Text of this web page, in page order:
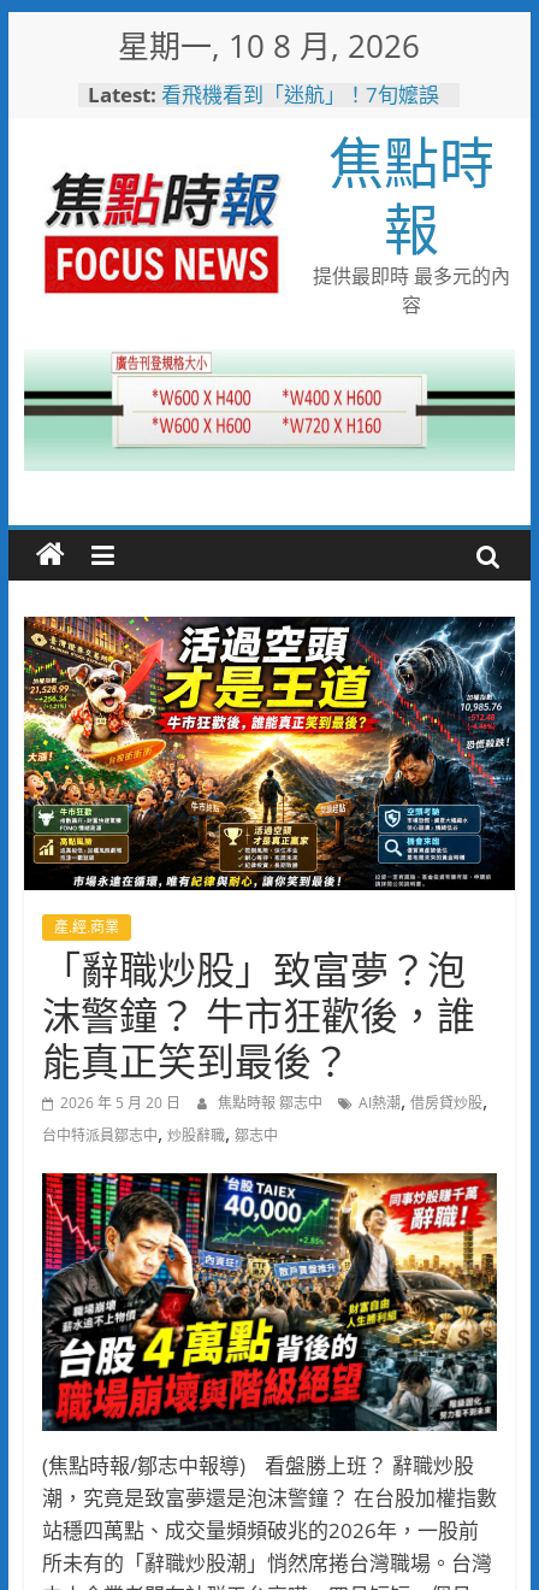
星期一, 10 8 月, 2026
Latest: 看飛機看到「迷航」！7旬嬤誤
免費試飲啤酒x港灣夕陽音樂
會 115年竹南觀光文化季
8/22-23限時登場
失智母親外出迷途 竹警二分局
調閱監視器沿線搜尋接力尋回平
安返家
女子騎乘電動行李箱上路 警二
過度猜疑會扼殺真愛 4個技巧擺
脫感情裡的猜疑陷阱
焦點時
報
提供最即時 最多元的內
容
產.經.商業
「辭職炒股」致富夢？泡
沫警鐘？ 牛市狂歡後，誰
能真正笑到最後？
2026 年 5 月 20 日 焦點時報 鄒志中 AI熱潮, 借房貸炒股,
台中特派員鄒志中, 炒股辭職, 鄒志中
(焦點時報/鄒志中報導) 看盤勝上班？ 辭職炒股
潮，究竟是致富夢還是泡沫警鐘？ 在台股加權指數
站穩四萬點、成交量頻頻破兆的2026年，一股前
所未有的「辭職炒股潮」悄然席捲台灣職場。台灣